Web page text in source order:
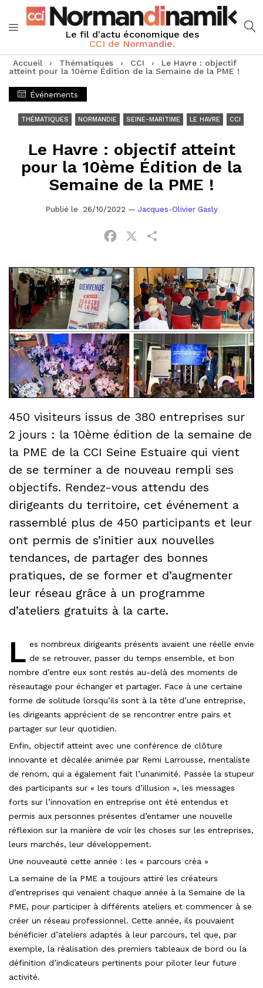
Le fil d'actu économique des
CCI de Normandie.
Accueil › Thématiques › CCI ›
Le Havre : objectif
atteint pour la 10ème Édition de la Semaine de la PME !
Événements
THÉMATIQUES NORMANDIE SEINE-MARITIME LE HAVRE CCI
Le Havre : objectif atteint
pour la 10ème Édition de la
Semaine de la PME !
Publié le 26/10/2022 — Jacques-Olivier Gasly
Facebook
450 visiteurs issus de 380 entreprises sur
2 jours : la 10ème édition de la semaine de
la PME de la CCI Seine Estuaire qui vient
de se terminer a de nouveau rempli ses
objectifs. Rendez-vous attendu des
dirigeants du territoire, cet événement a
rassemblé plus de 450 participants et leur
ont permis de s’initier aux nouvelles
tendances, de partager des bonnes
pratiques, de se former et d’augmenter
leur réseau grâce à un programme
d’ateliers gratuits à la carte.
L es nombreux dirigeants présents avaient une réelle envie
de se retrouver, passer du temps ensemble, et bon
nombre d’entre eux sont restés au-delà des moments de
réseautage pour échanger et partager. Face à une certaine
forme de solitude lorsqu’ils sont à la tête d’une entreprise,
les dirigeants apprécient de se rencontrer entre pairs et
partager sur leur quotidien.
Enfin, objectif atteint avec une conférence de clôture
innovante et décalée animée par Remi Larrousse, mentaliste
de renom, qui a également fait l’unanimité. Passée la stupeur
des participants sur « les tours d’illusion », les messages
forts sur l’innovation en entreprise ont été entendus et
permis aux personnes présentes d’entamer une nouvelle
réflexion sur la manière de voir les choses sur les entreprises,
leurs marchés, leur développement.
Une nouveauté cette année : les « parcours créa »
La semaine de la PME a toujours attiré les créateurs
d’entreprises qui venaient chaque année à la Semaine de la
PME, pour participer à différents ateliers et commencer à se
créer un réseau professionnel. Cette année, ils pouvaient
bénéficier d’ateliers adaptés à leur parcours, tel que, par
exemple, la réalisation des premiers tableaux de bord ou la
définition d’indicateurs pertinents pour piloter leur future
activité.